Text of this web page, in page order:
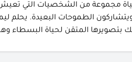
يتناول فيها حياة مجموعة من
الطموحات البعيدة. يحلم
المتقن لحياة البسطاء